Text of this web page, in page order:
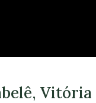
Vitória